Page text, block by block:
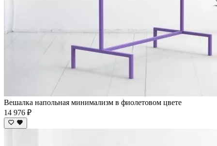
Вешалка напольная минимализм в фиолетовом цвете
14 976 ₽